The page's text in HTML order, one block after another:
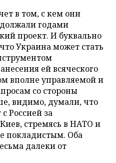
в том, с кем они
годами
проект. И буквально
Украина может стать
ей всяческого
вполне управляемой и
со стороны
видимо, думали, что
Россией за
стремясь в НАТО и
покладистым. Оба
далеки от